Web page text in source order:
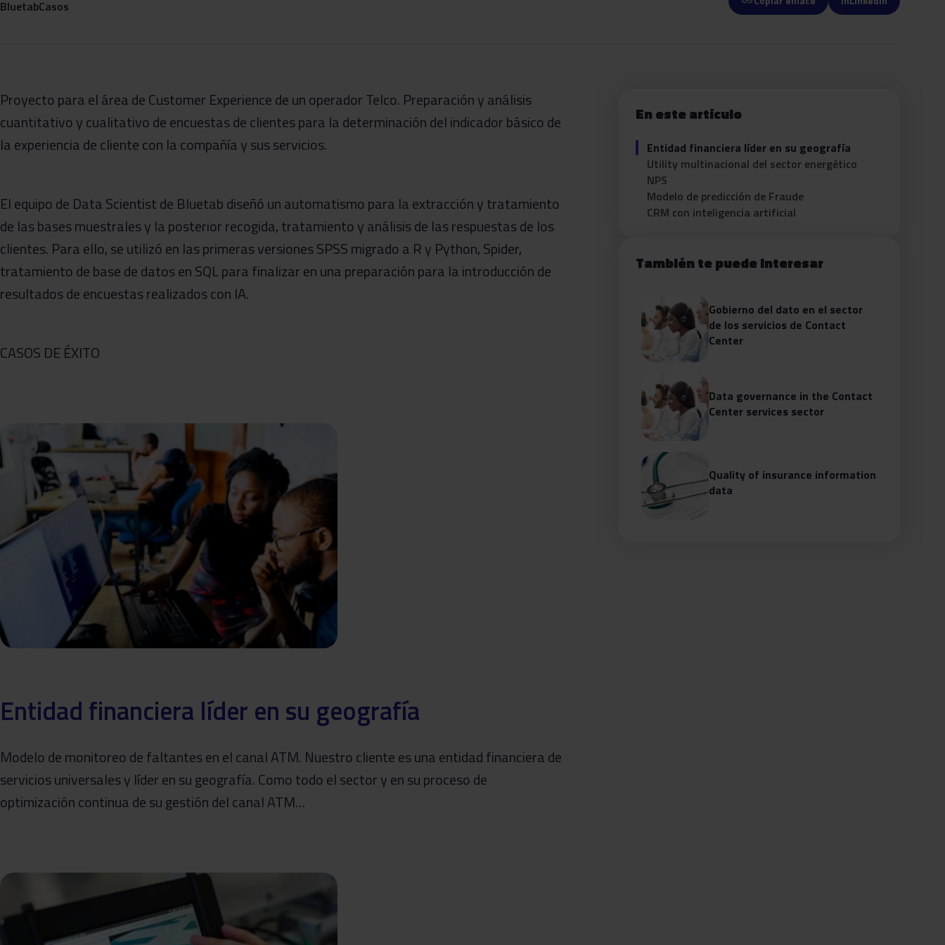
BluetabCasos
Proyecto para el área de Customer Experience de un operador Telco. Preparación y análisis
cuantitativo y cualitativo de encuestas de clientes para la determinación del indicador básico de
la experiencia de cliente con la compañía y sus servicios.
El equipo de Data Scientist de Bluetab diseñó un automatismo para la extracción y tratamiento
de las bases muestrales y la posterior recogida, tratamiento y análisis de las respuestas de los
clientes. Para ello, se utilizó en las primeras versiones SPSS migrado a R y Python, Spider,
tratamiento de base de datos en SQL para finalizar en una preparación para la introducción de
resultados de encuestas realizados con IA.
CASOS DE ÉXITO
Entidad financiera líder en su geografía
Modelo de monitoreo de faltantes en el canal ATM. Nuestro cliente es una entidad financiera de
servicios universales y líder en su geografía. Como todo el sector y en su proceso de
optimización continua de su gestión del canal ATM…
En este artículo
Entidad financiera líder en su geografía
Utility multinacional del sector energético
NPS
Modelo de predicción de Fraude
CRM con inteligencia artificial
También te puede interesar
Gobierno del dato en el sector
de los servicios de Contact
Center
Data governance in the Contact
Center services sector
Quality of insurance information
data